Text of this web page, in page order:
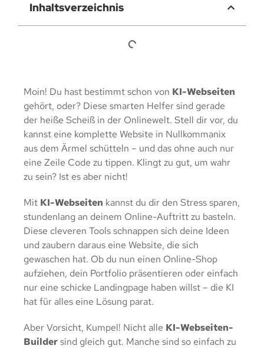
Inhaltsverzeichnis
Moin! Du hast bestimmt schon von KI-Webseiten
gehört, oder? Diese smarten Helfer sind gerade
der heiße Scheiß in der Onlinewelt. Stell dir vor, du
kannst eine komplette Website in Nullkommanix
aus dem Ärmel schütteln – und das ohne auch nur
eine Zeile Code zu tippen. Klingt zu gut, um wahr
zu sein? Ist es aber nicht!
Mit KI-Webseiten kannst du dir den Stress sparen,
stundenlang an deinem Online-Auftritt zu basteln.
Diese cleveren Tools schnappen sich deine Ideen
und zaubern daraus eine Website, die sich
gewaschen hat. Ob du nun einen Online-Shop
aufziehen, dein Portfolio präsentieren oder einfach
nur eine schicke Landingpage haben willst – die KI
hat für alles eine Lösung parat.
Aber Vorsicht, Kumpel! Nicht alle KI-Webseiten-
Buildersind gleich gut. Manche sind so einfach zu